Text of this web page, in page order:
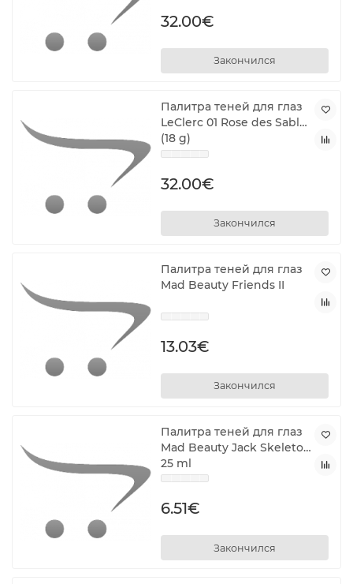
32.00€
Закончился
Палитра теней для глаз
LeClerc 01 Rose des Sables
(18 g)
32.00€
Закончился
Палитра теней для глаз
Mad Beauty Friends II
13.03€
Закончился
Палитра теней для глаз
Mad Beauty Jack Skeleton
25 ml
6.51€
Закончился